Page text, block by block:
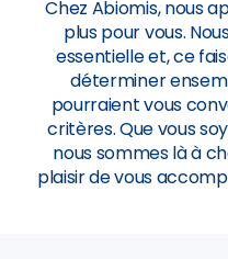
Chez Abiomis, nous
plus pour vous.
essentielle et, ce
déterminer
pourraient vous
critères. Que vous
nous sommes là à
plaisir de vous